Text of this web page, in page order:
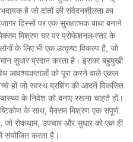
है जो दांतों की संवेदनशीलता का
हिस्सों पर एक सुरक्षात्मक बाधा बनाने
मिश्रण घर पर प्रोफेशनल-स्तर के
के लिए भी एक उत्कृष्ट विकल्प है, जो
सुधार प्रदान करता है। इसका बहुमुखी
आवश्यकताओं को पूरा करने वाले एकल
हों जो स्वस्थ ब्रशिंग की आदतें विकसित
के निवेश को बनाए रखना चाहते हों।
के साथ, मैक्सम मिश्रण एक संपूर्ण
रोकथाम, उपचार और सुधार को एक ही
संयोजित करता है।